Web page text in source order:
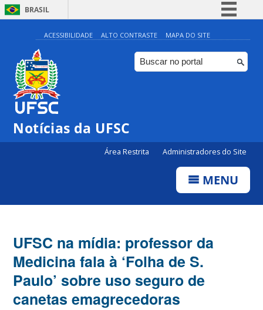
BRASIL
Simplifique!
Comunica BR
Participe
ACESSIBILIDADE ALTO CONTRASTE MAPA DO SITE
Notícias da UFSC
Área Restrita Administradores do Site
MENU
UFSC na mídia: professor da
Medicina fala à ‘Folha de S.
Paulo’ sobre uso seguro de
canetas emagrecedoras